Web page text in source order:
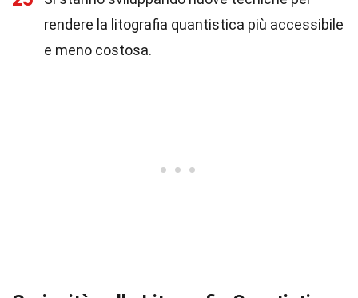
rendere la litografia quantistica più accessibile
e meno costosa.